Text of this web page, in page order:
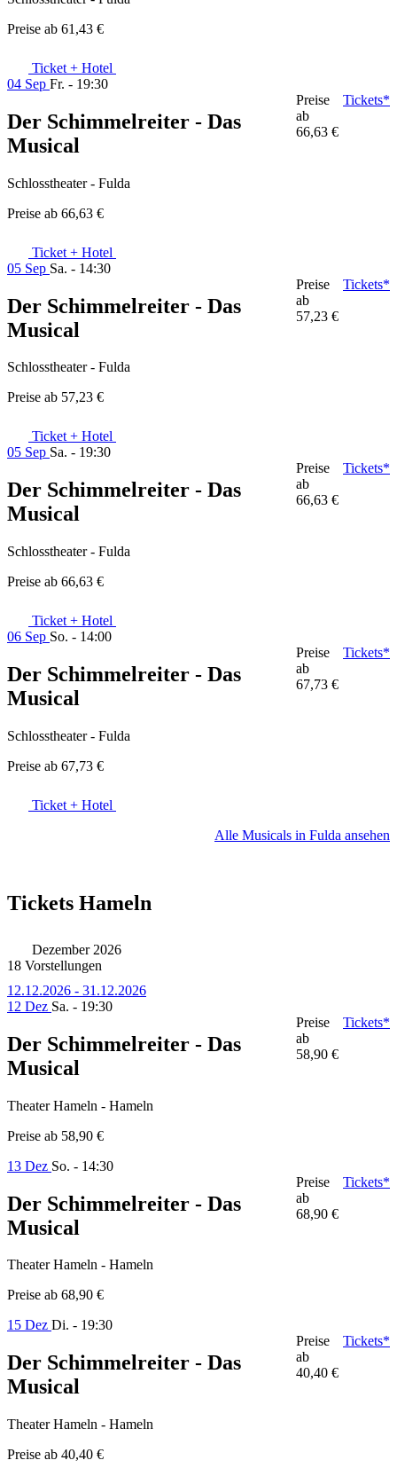
Preise ab 61,43 €
Ticket + Hotel
04 Sep Fr. - 19:30
Der Schimmelreiter - Das
Musical
Schlosstheater - Fulda
Preise ab 66,63 €
Preise
ab
66,63 €
Tickets*
Ticket + Hotel
05 Sep Sa. - 14:30
Der Schimmelreiter - Das
Musical
Schlosstheater - Fulda
Preise ab 57,23 €
Preise
ab
57,23 €
Tickets*
Ticket + Hotel
05 Sep Sa. - 19:30
Der Schimmelreiter - Das
Musical
Schlosstheater - Fulda
Preise ab 66,63 €
Preise
ab
66,63 €
Tickets*
Ticket + Hotel
06 Sep So. - 14:00
Der Schimmelreiter - Das
Musical
Schlosstheater - Fulda
Preise ab 67,73 €
Preise
ab
67,73 €
Tickets*
Ticket + Hotel
Alle Musicals in Fulda ansehen
Tickets Hameln
Dezember 2026
18 Vorstellungen
12.12.2026 - 31.12.2026
12 Dez Sa. - 19:30
Der Schimmelreiter - Das
Musical
Theater Hameln - Hameln
Preise ab 58,90 €
Preise
ab
58,90 €
Tickets*
13 Dez So. - 14:30
Der Schimmelreiter - Das
Musical
Theater Hameln - Hameln
Preise ab 68,90 €
Preise
ab
68,90 €
Tickets*
15 Dez Di. - 19:30
Der Schimmelreiter - Das
Musical
Theater Hameln - Hameln
Preise ab 40,40 €
Preise
ab
40,40 €
Tickets*